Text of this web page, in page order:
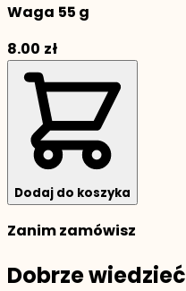
Waga 55 g
8.00 zł
Dodaj do koszyka
Zanim zamówisz
Dobrze wiedzieć